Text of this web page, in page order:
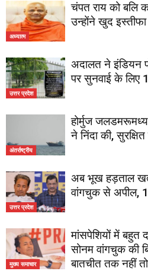
अध्यात्म
चंपत राय को बलि
उन्होंने खुद इस्तीफा
उत्तर प्रदेश
अदालत ने इंडियन
पर सुनवाई के लिए
अंतर्राष्ट्रीय
होर्मुज
ने निंदा की, सुरक्षित
उत्तर प्रदेश
अब भूख हड़ताल
वांगचुक से अपील,
मुख्य समाचार
मांसपेशियों में बहुत
सोनम वांगचुक की
बातचीत तक नहीं